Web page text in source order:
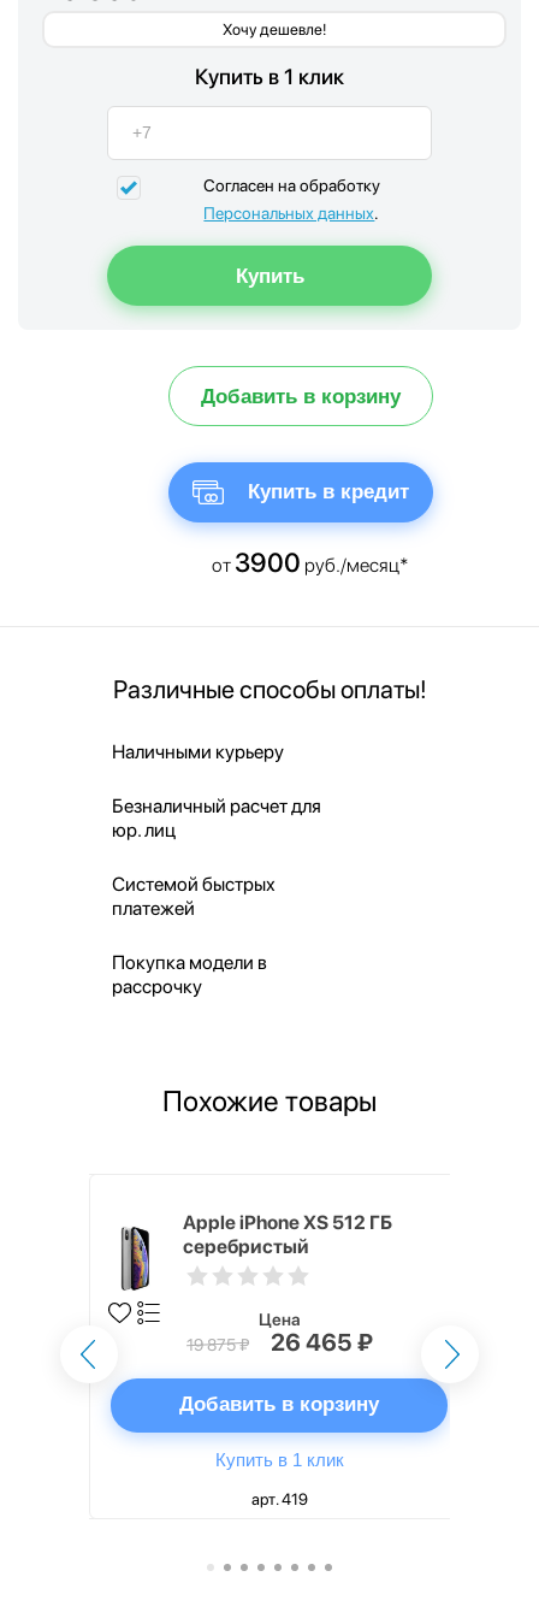
Хочу дешевле!
Купить в 1 клик
Согласен на обработку
Персональных данных.
Добавить в корзину
Купить в кредит
от 3900 руб./месяц*
Различные способы оплаты!
Наличными курьеру
Безналичный расчет для
юр. лиц
Системой быстрых
платежей
Покупка модели в
рассрочку
Похожие товары
Apple iPhone XS 512 ГБ
серебристый
Цена
19 875 ₽
26 465 ₽
Добавить в корзину
Купить в 1 клик
арт. 419